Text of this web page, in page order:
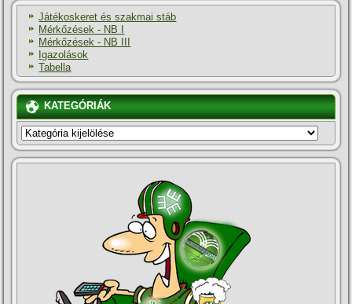
Játékoskeret és szakmai stáb
Mérkőzések - NB I
Mérkőzések - NB III
Igazolások
Tabella
KATEGÓRIÁK
KATEGÓRIÁK